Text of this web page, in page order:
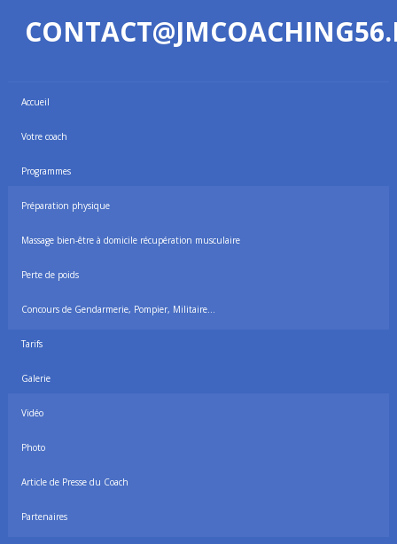
Accueil
Votre coach
Programmes
Préparation physique
Massage bien-être à domicile récupération musculaire
Perte de poids
Concours de Gendarmerie, Pompier, Militaire…
Tarifs
Galerie
Vidéo
Photo
Article de Presse du Coach
Partenaires